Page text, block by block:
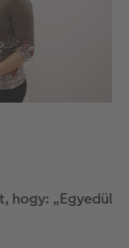
hogy: „Egyedül